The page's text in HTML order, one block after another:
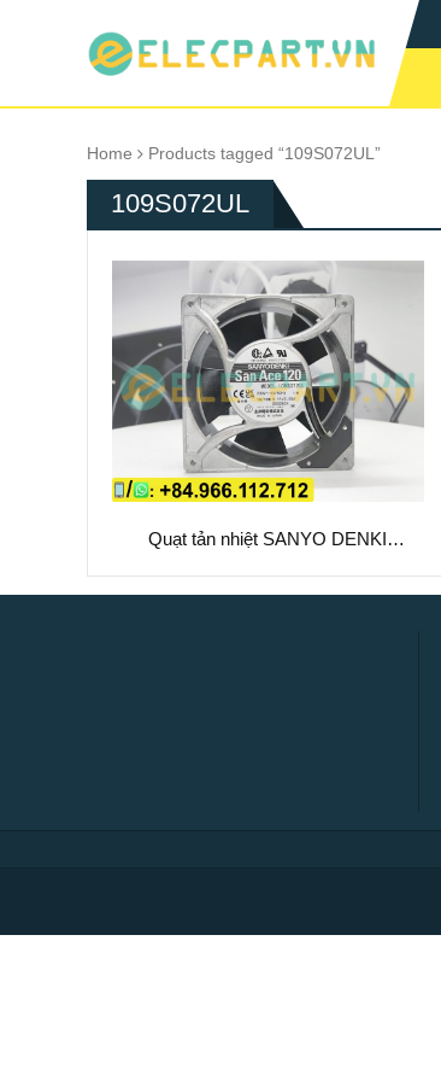
Home Products tagged “109S072UL”
109S072UL
Quạt tản nhiệt SANYO DENKI